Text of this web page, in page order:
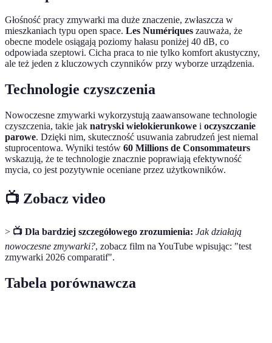
Głośność pracy zmywarki ma duże znaczenie, zwłaszcza w
mieszkaniach typu open space. Les Numériques zauważa, że
obecne modele osiągają poziomy hałasu poniżej 40 dB, co
odpowiada szeptowi. Cicha praca to nie tylko komfort akustyczny,
ale też jeden z kluczowych czynników przy wyborze urządzenia.
Technologie czyszczenia
Nowoczesne zmywarki wykorzystują zaawansowane technologie
czyszczenia, takie jak natryski wielokierunkowe i oczyszczanie
parowe. Dzięki nim, skuteczność usuwania zabrudzeń jest niemal
stuprocentowa. Wyniki testów 60 Millions de Consommateurs
wskazują, że te technologie znacznie poprawiają efektywność
mycia, co jest pozytywnie oceniane przez użytkowników.
📺 Zobacz video
> 📺 Dla bardziej szczegółowego zrozumienia: Jak działają
nowoczesne zmywarki?, zobacz film na YouTube wpisując: "test
zmywarki 2026 comparatif".
Tabela porównawcza